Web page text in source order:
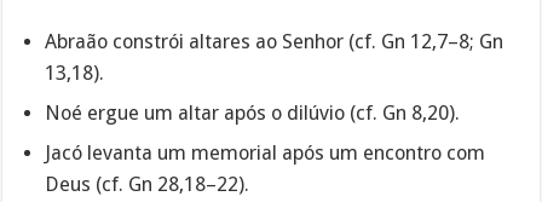
Abraão constrói altares ao Senhor (cf. Gn 12,7–8; Gn
13,18).
Noé ergue um altar após o dilúvio (cf. Gn 8,20).
Jacó levanta um memorial após um encontro com
Deus (cf. Gn 28,18–22).